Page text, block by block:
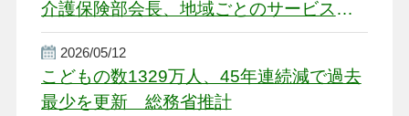
介護保険部会長、地域ごとのサービス基
盤整備を促す
2026/05/12
こどもの数1329万人、45年連続減で過去
最少を更新 総務省推計